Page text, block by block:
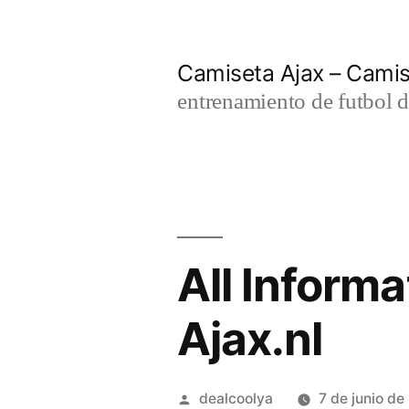
Camiseta Ajax –
entrenamiento de futbol
All
Ajax.nl
Publicado
dealcoolya 7 de junio